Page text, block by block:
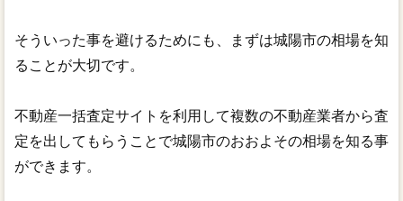
そういった事を避けるためにも、まずは城陽市の相場を知
ることが大切です。
不動産一括査定サイトを利用して複数の不動産業者から査
定を出してもらうことで城陽市のおおよその相場を知る事
ができます。